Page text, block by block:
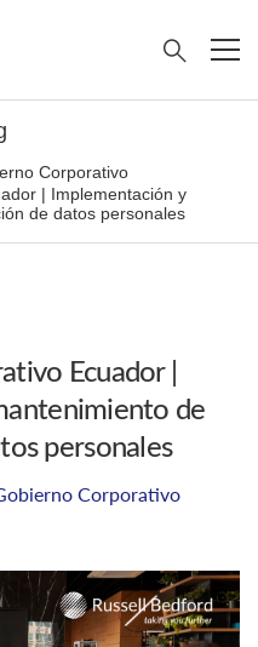
Corporativo
| Implementación y
de datos personales
Ecuador |
de
personales
Corporativo